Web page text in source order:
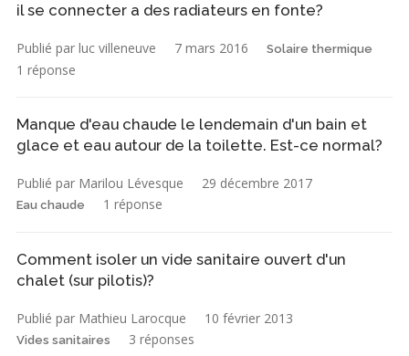
il se connecter a des radiateurs en fonte?
Publié par luc villeneuve 7 mars 2016 Solaire thermique
1 réponse
Manque d'eau chaude le lendemain d'un bain et
glace et eau autour de la toilette. Est-ce normal?
Publié par Marilou Lévesque 29 décembre 2017
Eau chaude 1 réponse
Comment isoler un vide sanitaire ouvert d'un
chalet (sur pilotis)?
Publié par Mathieu Larocque 10 février 2013
Vides sanitaires 3 réponses